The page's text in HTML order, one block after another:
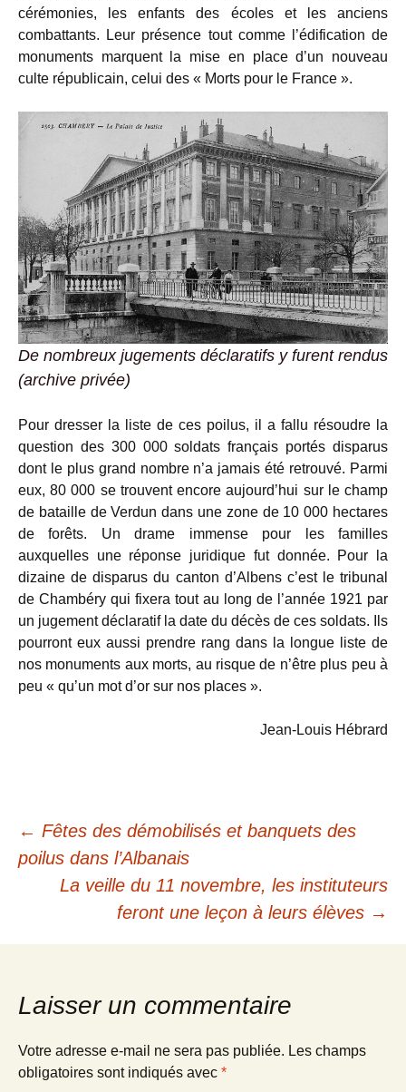
cérémonies, les enfants des écoles et les anciens
combattants. Leur présence tout comme l’édification de
monuments marquent la mise en place d’un nouveau
culte républicain, celui des « Morts pour le France ».
De nombreux jugements déclaratifs y furent rendus
(archive privée)
Pour dresser la liste de ces poilus, il a fallu résoudre la
question des 300 000 soldats français portés disparus
dont le plus grand nombre n’a jamais été retrouvé. Parmi
eux, 80 000 se trouvent encore aujourd’hui sur le champ
de bataille de Verdun dans une zone de 10 000 hectares
de forêts. Un drame immense pour les familles
auxquelles une réponse juridique fut donnée. Pour la
dizaine de disparus du canton d’Albens c’est le tribunal
de Chambéry qui fixera tout au long de l’année 1921 par
un jugement déclaratif la date du décès de ces soldats. Ils
pourront eux aussi prendre rang dans la longue liste de
nos monuments aux morts, au risque de n’être plus peu à
peu « qu’un mot d’or sur nos places ».
Jean-Louis Hébrard
Navigation
articles
← Fêtes des démobilisés et banquets des
poilus dans l’Albanais
La veille du 11 novembre, les instituteurs
feront une leçon à leurs élèves →
Laisser un commentaire
Votre adresse e-mail ne sera pas publiée. Les champs
obligatoires sont indiqués avec *